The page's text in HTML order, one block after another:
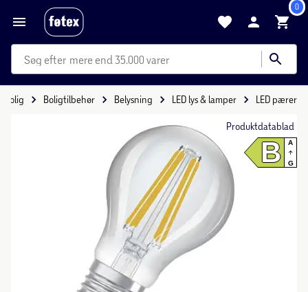
0
mere end 35.000 varer
Bolig Boligtilbehør Belysning LED lys & lamper LED pærer
Produktdatablad
B A
G